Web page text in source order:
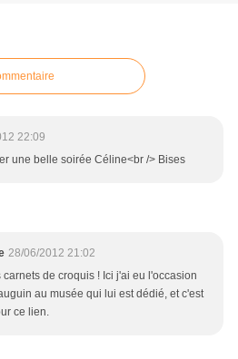
22:09
une belle soirée Céline<br /> Bises
28/06/2012 21:02
de croquis ! Ici j'ai eu l'occasion
au musée qui lui est dédié, et c'est
ce lien.